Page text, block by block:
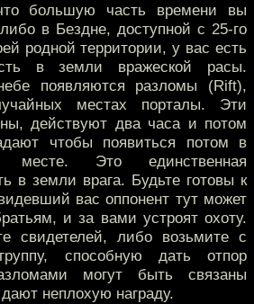
большую часть времени вы
в Бездне, доступной с 25-го
родной территории, у вас есть
в земли вражеской расы.
появляются разломы (Rift),
местах порталы. Эти
действуют два часа и потом
чтобы появиться потом в
месте. Это единственная
в земли врага. Будьте готовы к
вас оппонент тут может
и за вами устроят охоту.
свидетелей, либо возьмите с
способную дать отпор
могут быть связаны
неплохую награду.